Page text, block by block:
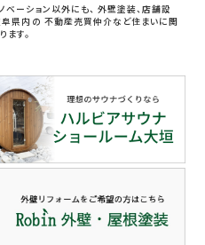
ベーション以外にも、 外壁塗装、店舗設
阜県内の 不動産売買仲介など住まいに関
ます。